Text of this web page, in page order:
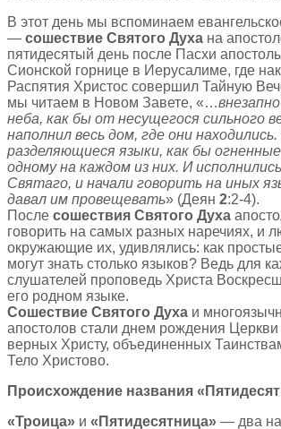
В этот день мы вспоминаем
— сошествие Святого Духа на
пятидесятый день после Пасхи
Сионской горнице в Иерусалиме, где
Распятия Христос совершил Тайную
мы читаем в Новом Завете, «…
неба, как бы от несущегося сильного
наполнил весь дом, где они
разделяющиеся языки, как бы
одному на каждом из них. И
Святаго, и начали говорить на иных
давал им провещевать» (Деян 2:2-4).
После сошествия Святого Духа
говорить на самых разных наречиях, и
окружающие их, удивлялись: как
могут знать столько языков? Ведь для
слушателей проповедь Христа
его родном языке.
Сошествие Святого Духа и
апостолов стали днем рождения
верных Христу, объединенных
Тело Христово.
Происхождение названия
«Троица» и «Пятидесятница» — два